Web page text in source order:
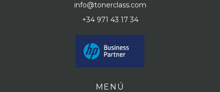
info@tonerclass.com
+34 971 43 17 34
MENÚ